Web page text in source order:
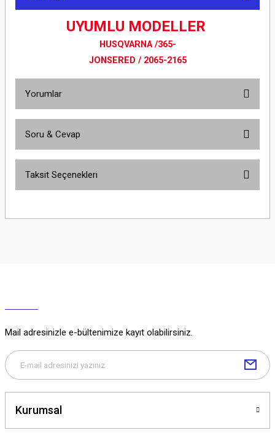
UYUMLU MODELLER
HUSQVARNA /365-
JONSERED / 2065-2165
Yorumlar
Soru & Cevap
Soru Sor
Taksit Seçenekleri
Mail adresinizle e-bültenimize kayıt olabilirsiniz.
Kurumsal